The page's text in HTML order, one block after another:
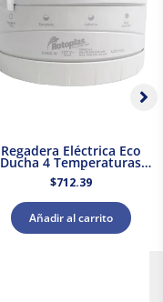
Regadera Eléctrica Eco
Ducha 4 Temperaturas
5000 W Rotoplas 310996
$712.39
Añadir al carrito